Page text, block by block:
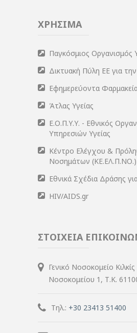
ΧΡΗΣΙΜΑ
Παγκόσμιος Οργανισμός
Δικτυακή Πύλη ΕΕ για
Εφημερεύοντα Φαρμακεία
Άτλας Υγείας
Ε.Ο.Π.Υ.Υ. - Εθνικός
Υπηρεσιών Υγείας
Κέντρο Ελέγχου &
Νοσημάτων (ΚΕ.ΕΛ.Π.ΝΟ.)
Εθνικά Σχέδια Δράσης
HIV/AIDS.gr
ΣΤΟΙΧΕΙΑ
Γενικό Νοσοκομείο Κιλκίς
Νοσοκομείου 1, Τ.Κ.
Τηλ.: +30 23413 51400